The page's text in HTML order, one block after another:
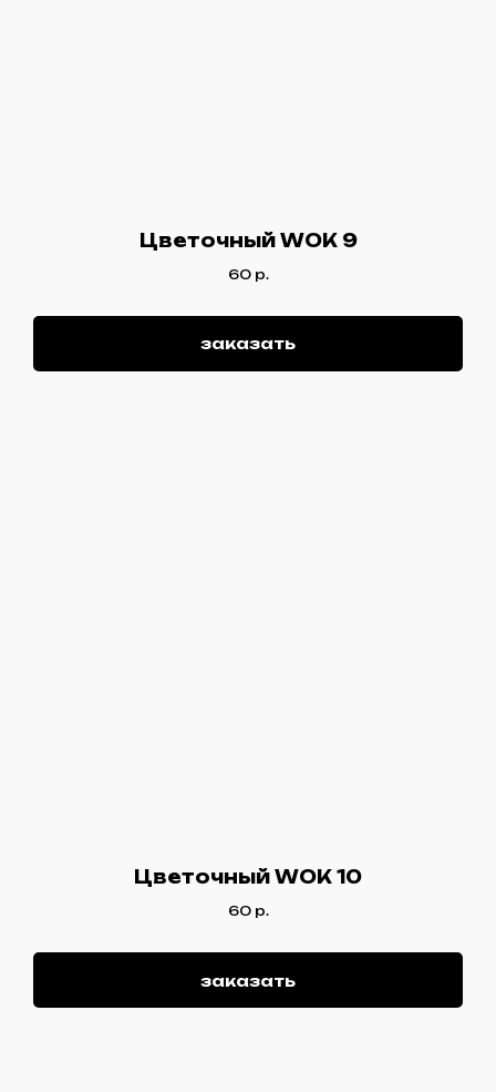
Цветочный WOK 9
60 р.
заказать
Цветочный WOK 10
60 р.
заказать